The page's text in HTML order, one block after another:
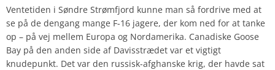
Ventetiden i Søndre Strømfjord kunne man så fordrive med at
se på de dengang mange F-16 jagere, der kom ned for at tanke
op – på vej mellem Europa og Nordamerika. Canadiske Goose
Bay på den anden side af Davisstrædet var et vigtigt
knudepunkt. Det var den russisk-afghanske krig, der havde sat